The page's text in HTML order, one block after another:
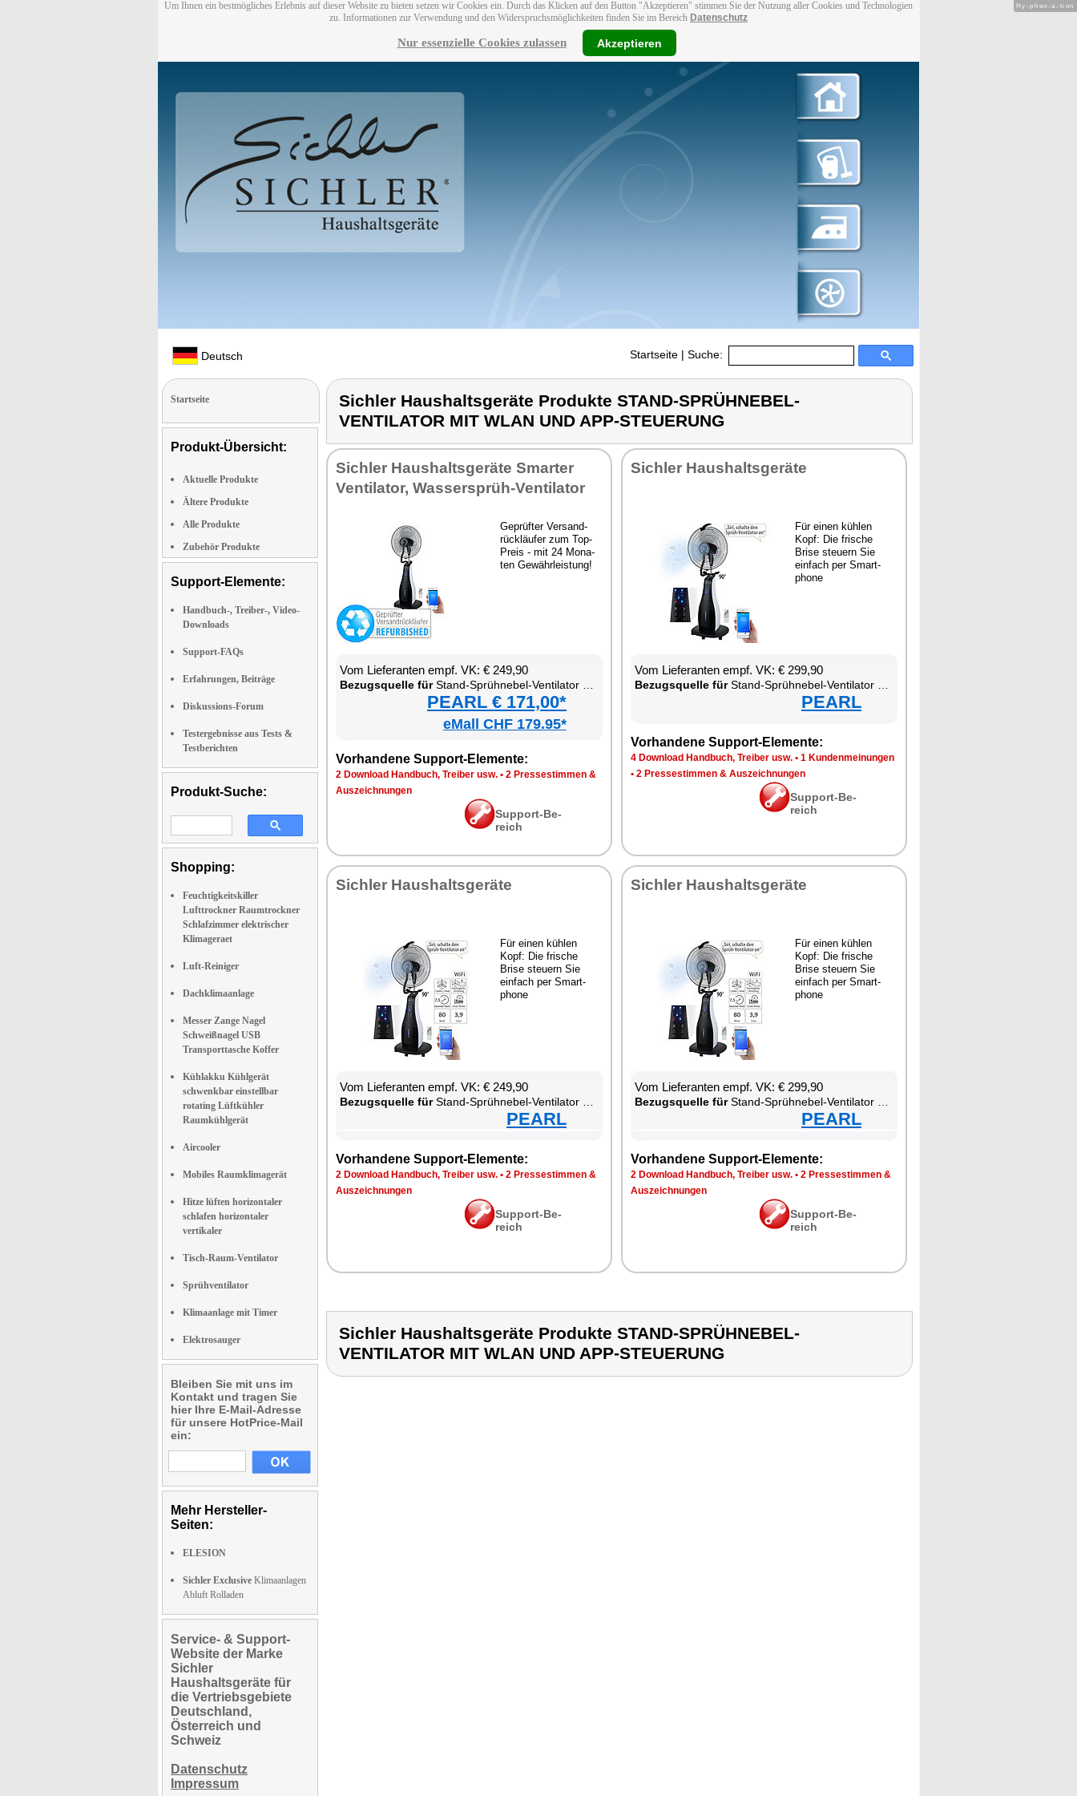
Um Ihnen ein bestmögliches Erlebnis auf dieser Website zu bieten setzen wir Cookies ein. Durch das Klicken auf den Button "Akzeptieren" stimmen Sie der Nutzung aller Cookies und Technologien
zu. Informationen zur Verwendung und den Widerspruchsmöglichkeiten finden Sie im Bereich Datenschutz
Nur essenzielle Cookies zulassen Akzeptieren
Deutsch Startseite | Suche:
Startseite
Produkt-Übersicht:
Aktuelle Produkte
Ältere Produkte
Alle Produkte
Zubehör Produkte
Support-Elemente:
Handbuch-, Treiber-, Video-
Downloads
Support-FAQs
Erfahrungen, Beiträge
Diskussions-Forum
Testergebnisse aus Tests &
Testberichten
Produkt-Suche:
Shopping:
Feuchtigkeitskiller
Lufttrockner Raumtrockner
Schlafzimmer elektrischer
Klimageraet
Luft-Reiniger
Dachklimaanlage
Messer Zange Nagel
Schweißnagel USB
Transporttasche Koffer
Kühlakku Kühlgerät
schwenkbar einstellbar
rotating Lüftkühler
Raumkühlgerät
Aircooler
Mobiles Raumklimagerät
Hitze lüften horizontaler
schlafen horizontaler
vertikaler
Tisch-Raum-Ventilator
Sprühventilator
Klimaanlage mit Timer
Elektrosauger
Bleiben Sie mit uns im
Kontakt und tragen Sie
hier Ihre E-Mail-Adresse
für unsere HotPrice-Mail
ein:
Mehr Hersteller-
Seiten:
ELESION
Sichler Exclusive Klimaanlagen
Abluft Rolladen
Service- & Support-
Website der Marke
Sichler
Haushaltsgeräte für
die Vertriebsgebiete
Deutschland,
Österreich und
Schweiz
Datenschutz
Impressum
Sichler Haushaltsgeräte Produkte STAND-SPRÜHNEBEL-
VENTILATOR MIT WLAN UND APP-STEUERUNG
Sich­ler Haus­halts­ge­rä­te Smar­ter
Ven­ti­la­tor, Was­ser­sprüh-Ven­ti­la­tor
Ge­prüf­ter Ver­sand­
rück­läu­fer zum Top-
Preis - mit 24 Mo­na­
ten Ge­währ­leis­tung!
Vom Lie­fe­ran­ten empf. VK: € 249,90
Be­zugs­quel­le fürStand-Sprüh­ne­bel-Ven­ti­la­tor mit WLAN und App-Steue­rung
PEARL € 171,00*
eMall CHF 179.95*
Vor­han­de­ne Sup­port-Ele­men­te:
2 Down­load Hand­buch, Trei­ber usw. • 2 Pres­se­stim­men &
Aus­zeich­nun­gen
Sup­port-Be­
reich
Sich­ler Haus­halts­ge­rä­te
Für ei­nen küh­len
Kopf: Die fri­sche
Bri­se steu­ern Sie
ein­fach per Smart­
pho­ne
Vom Lie­fe­ran­ten empf. VK: € 299,90
Be­zugs­quel­le fürStand-Sprüh­ne­bel-Ven­ti­la­tor mit WLAN und App-Steue­rung
PEARL
Vor­han­de­ne Sup­port-Ele­men­te:
4 Down­load Hand­buch, Trei­ber usw. • 1 Kun­den­mei­nun­gen
• 2 Pres­se­stim­men & Aus­zeich­nun­gen
Sup­port-Be­
reich
Sich­ler Haus­halts­ge­rä­te
Für ei­nen küh­len
Kopf: Die fri­sche
Bri­se steu­ern Sie
ein­fach per Smart­
pho­ne
Vom Lie­fe­ran­ten empf. VK: € 249,90
Be­zugs­quel­le fürStand-Sprüh­ne­bel-Ven­ti­la­tor mit WLAN und App-Steue­rung
PEARL
Vor­han­de­ne Sup­port-Ele­men­te:
2 Down­load Hand­buch, Trei­ber usw. • 2 Pres­se­stim­men &
Aus­zeich­nun­gen
Sup­port-Be­
reich
Sich­ler Haus­halts­ge­rä­te
Für ei­nen küh­len
Kopf: Die fri­sche
Bri­se steu­ern Sie
ein­fach per Smart­
pho­ne
Vom Lie­fe­ran­ten empf. VK: € 299,90
Be­zugs­quel­le fürStand-Sprüh­ne­bel-Ven­ti­la­tor mit WLAN und App-Steue­rung
PEARL
Vor­han­de­ne Sup­port-Ele­men­te:
2 Down­load Hand­buch, Trei­ber usw. • 2 Pres­se­stim­men &
Aus­zeich­nun­gen
Sup­port-Be­
reich
Sichler Haushaltsgeräte Produkte STAND-SPRÜHNEBEL-
VENTILATOR MIT WLAN UND APP-STEUERUNG
Hy-phen-a-tion